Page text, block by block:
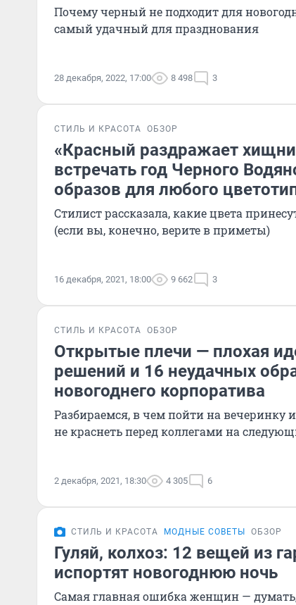
Почему черный не подходит для
самый удачный для празднования
28 декабря, 2022, 17:00 8 498 3
СТИЛЬ И КРАСОТА ОБЗОР
«Красный раздражает
встречать год Черного
образов для любого
Стилист рассказала, какие цвета
(если вы, конечно, верите в приметы)
16 декабря, 2021, 18:00 9 662 3
СТИЛЬ И КРАСОТА ОБЗОР
Открытые плечи — плохая
решений и 16 неудачных
новогоднего корпоратива
Разбираемся, в чем пойти на вечеринку
не краснеть перед коллегами на
2 декабря, 2021, 18:30 4 305 6
СТИЛЬ И КРАСОТА МОДНЫЕ СОВЕТЫ ОБЗОР
Гуляй, колхоз: 12 вещей из
испортят новогоднюю ночь
Самая главная ошибка женщин —